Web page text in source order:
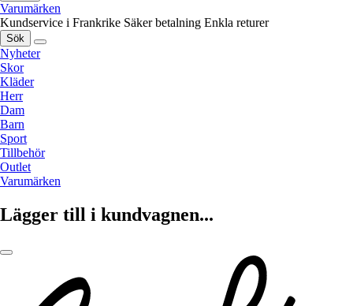
Varumärken
Kundservice i Frankrike Säker betalning Enkla returer
Sök
Nyheter
Skor
Kläder
Herr
Dam
Barn
Sport
Tillbehör
Outlet
Varumärken
Lägger till i kundvagnen...